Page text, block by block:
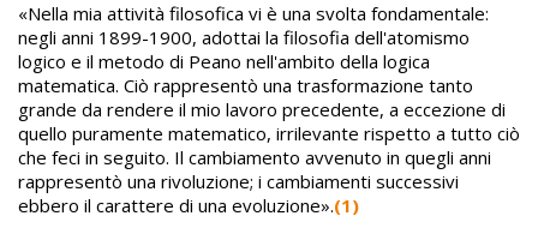
«Nella mia attività filosofica vi è una svolta fondamentale:
negli anni 1899-1900, adottai la filosofia dell'atomismo
logico e il metodo di Peano nell'ambito della logica
matematica. Ciò rappresentò una trasformazione tanto
grande da rendere il mio lavoro precedente, a eccezione di
quello puramente matematico, irrilevante rispetto a tutto ciò
che feci in seguito. Il cambiamento avvenuto in quegli anni
rappresentò una rivoluzione; i cambiamenti successivi
ebbero il carattere di una evoluzione».(1)